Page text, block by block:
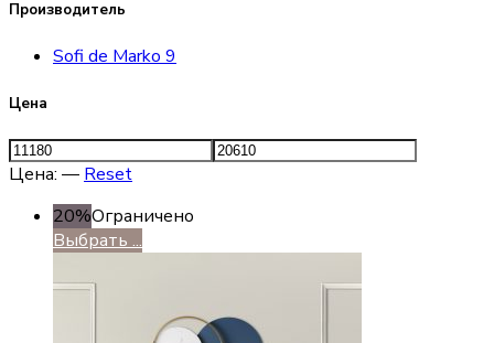
Производитель
Sofi de Marko 9
Цена
Цена: — Reset
20%Ограничено
Выбрать ...